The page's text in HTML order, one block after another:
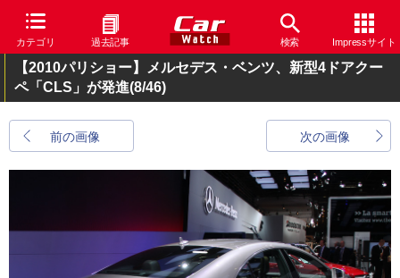
カテゴリ 過去記事 検索 Impressサイト
【2010パリショー】メルセデス・ベンツ、新型4ドアクー
ペ「CLS」が発進(8/46)
前の画像 次の画像